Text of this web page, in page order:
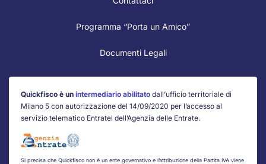
Programma “Porta un Amico”
Documenti Legali
Quickfisco è un intermediario abilitato dall’ufficio territoriale di
Milano 5 con autorizzazione del 14/09/2020 per l’accesso al
servizio telematico Entratel dell’Agenzia delle Entrate.
Si precisa che Quickfisco non è un ente governativo e l’attribuzione della Partita IVA viene